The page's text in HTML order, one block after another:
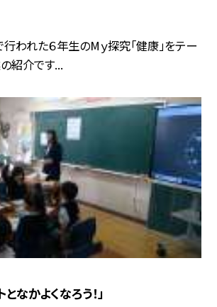
われた６年生のMｙ探究「健康」をテー
紹介です...
なかよくなろう！」